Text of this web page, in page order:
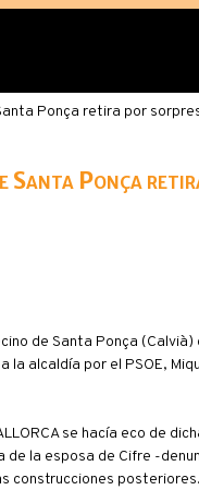
Ponça retira por
Santa Ponça
de Santa Ponça
la alcaldía por el PSOE,
se hacía eco de
de la esposa de Cifre -
construcciones